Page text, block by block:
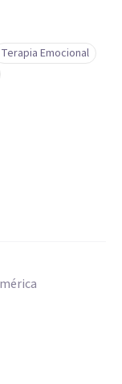
Terapia Emocional